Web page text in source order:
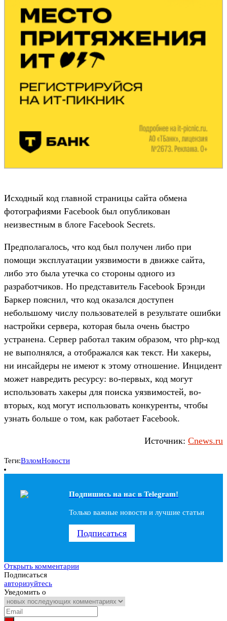
Исходный код главной страницы сайта обмена
фотографиями Facebook был опубликован
неизвестным в блоге Facebook Secrets.
Предполагалось, что код был получен либо при
помощи эксплуатации уязвимости в движке сайта,
либо это была утечка со стороны одного из
разработчиков. Но представитель Facebook Брэнди
Баркер пояснил, что код оказался доступен
небольшому числу пользователей в результате ошибки
настройки сервера, которая была очень быстро
устранена. Сервер работал таким образом, что php-код
не выполнялся, а отображался как текст. Ни хакеры,
ни инсайдеры не имеют к этому отношение. Инцидент
может навредить ресурсу: во-первых, код могут
использовать хакеры для поиска уязвимостей, во-
вторых, код могут использовать конкуренты, чтобы
узнать больше о том, как работает Facebook.
Источник: Cnews.ru
Теги:ВзломНовости
Подпишись на наc в Telegram!
Только важные новости и лучшие статьи
Подписаться
Открыть комментарии
Подписаться
авторизуйтесь
Уведомить о